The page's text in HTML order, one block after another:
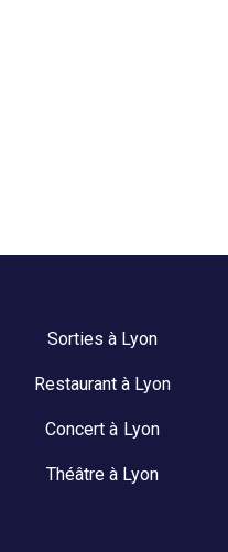
Sorties à Lyon
Restaurant à Lyon
Concert à Lyon
Théâtre à Lyon